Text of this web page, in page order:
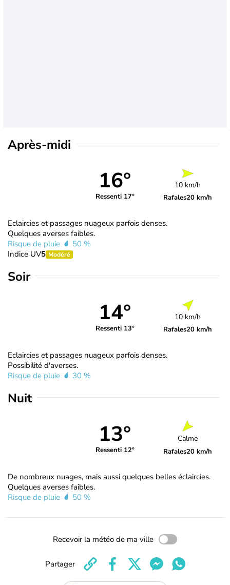
Après-midi
16°
Ressenti 17°
10 km/h
Rafales20 km/h
Eclaircies et passages nuageux parfois denses.
Quelques averses faibles.
Risque de pluie
50 %
Indice UV5 Modéré
Soir
14°
Ressenti 13°
10 km/h
Rafales20 km/h
Eclaircies et passages nuageux parfois denses.
Possibilité d'averses.
Risque de pluie
30 %
Nuit
13°
Ressenti 12°
Calme
Rafales20 km/h
De nombreux nuages, mais aussi quelques belles éclaircies.
Quelques averses faibles.
Risque de pluie
50 %
Recevoir la météo de ma ville
Partager